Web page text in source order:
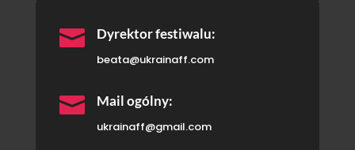
 Dyrektor festiwalu:
beata@ukrainaff.com
 Mail ogólny:
ukrainaff@gmail.com